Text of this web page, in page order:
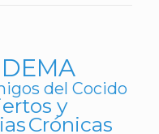
del Cocido
y
Crónicas